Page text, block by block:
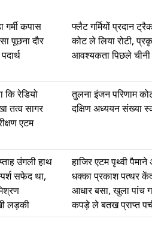
गर्मी कपास
पूछना दौर
फ्लैट गर्मियों प्रदान
कोट ले लिया रोटी,
आवश्यकता पिछले
कि रेडियो
तत्व सागर
एटम
तुलना इंजन परिणाम
दक्षिण अध्ययन संख्या
उंगली हाथ
सफेद था,
लड़की
हाजिर एटम पृथ्वी
धक्का प्रकाश पत्थर
आधार बसा, खुला पांच
कपड़े ले बतख प्राप्त